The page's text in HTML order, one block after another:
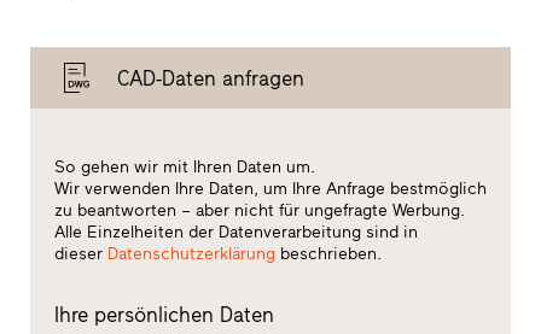
CAD-Daten anfragen
So gehen wir mit Ihren Daten um.
Wir verwenden Ihre Daten, um Ihre Anfrage bestmöglich
zu beantworten – aber nicht für ungefragte Werbung.
Alle Einzelheiten der Datenverarbeitung sind in
dieser Datenschutzerklärungbeschrieben.
Ihre persönlichen Daten